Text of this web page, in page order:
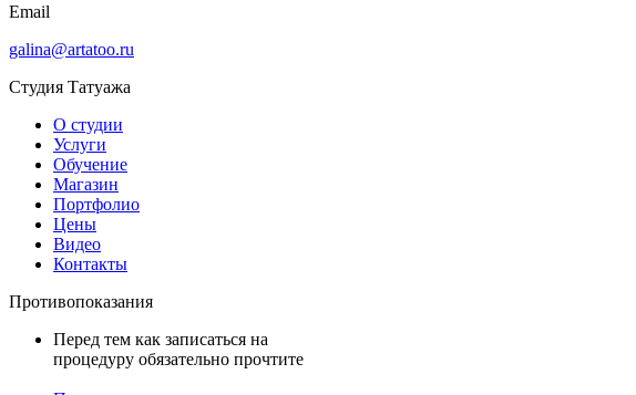
Email
galina@artatoo.ru
Студия Татуажа
О студии
Услуги
Обучение
Магазин
Портфолио
Цены
Видео
Контакты
Противопоказания
Перед тем как записаться на
процедуру обязательно прочтите